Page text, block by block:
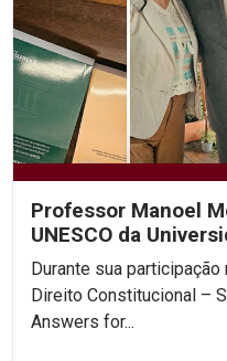
Professor Manoel
UNESCO da
Colombia
Durante sua
Direito Constitucional –
Answers for...